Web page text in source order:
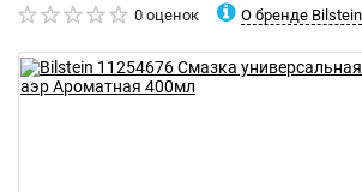
0 оценок О бренде Bilstein